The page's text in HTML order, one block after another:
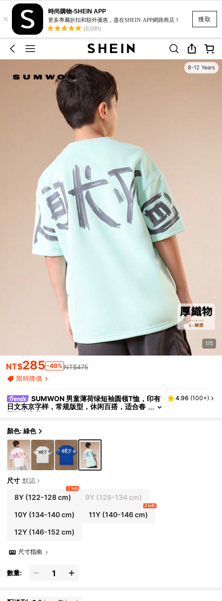
獲取
×
時尚購物-SHEIN APP
更多專屬折扣和額外優惠，盡在SHEIN·APP網路商店！
(8,699)
8-12 Years
1/5
NT$285 -40% NT$475
限時降價
SUMWON 男童薄荷绿短袖圆领T恤，印有
日文东京字样，常规版型，休闲百搭，适合春
夏日常穿着。
4.96 (100+)
顏色: 綠色
尺寸 默認
8Y(122-128 cm)
3 left
9Y (128-134 cm)
10Y(134-140 cm) 11Y (140-146 cm)
4 left
12Y(146-152 cm)
尺寸指南
數量: